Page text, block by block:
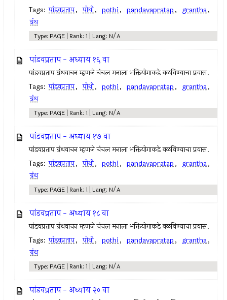
Tags: पांडवप्रताप, पोथी, pothi, pandavapratap, grantha,
ग्रंथ
Type: PAGE | Rank: 1 | Lang: N/A
पांडवप्रताप - अध्याय १६ वा
पांडवप्रताप ग्रंथवाचन म्हणजे चंचल मनाला भक्तियोगाकडे वळविण्याचा प्रवास.
Tags: पांडवप्रताप, पोथी, pothi, pandavapratap, grantha,
ग्रंथ
Type: PAGE | Rank: 1 | Lang: N/A
पांडवप्रताप - अध्याय १७ वा
पांडवप्रताप ग्रंथवाचन म्हणजे चंचल मनाला भक्तियोगाकडे वळविण्याचा प्रवास.
Tags: पांडवप्रताप, पोथी, pothi, pandavapratap, grantha,
ग्रंथ
Type: PAGE | Rank: 1 | Lang: N/A
पांडवप्रताप - अध्याय १८ वा
पांडवप्रताप ग्रंथवाचन म्हणजे चंचल मनाला भक्तियोगाकडे वळविण्याचा प्रवास.
Tags: पांडवप्रताप, पोथी, pothi, pandavapratap, grantha,
ग्रंथ
Type: PAGE | Rank: 1 | Lang: N/A
पांडवप्रताप - अध्याय २० वा